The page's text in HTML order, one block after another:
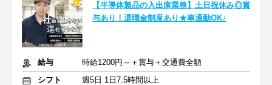
【半導体製品の入出庫業務】土日祝休み◎賞
与あり！退職金制度あり★車通勤OK♪
給与
時給1200円～＋賞与＋交通費全額
シフト
週5日 1日7.5時間以上